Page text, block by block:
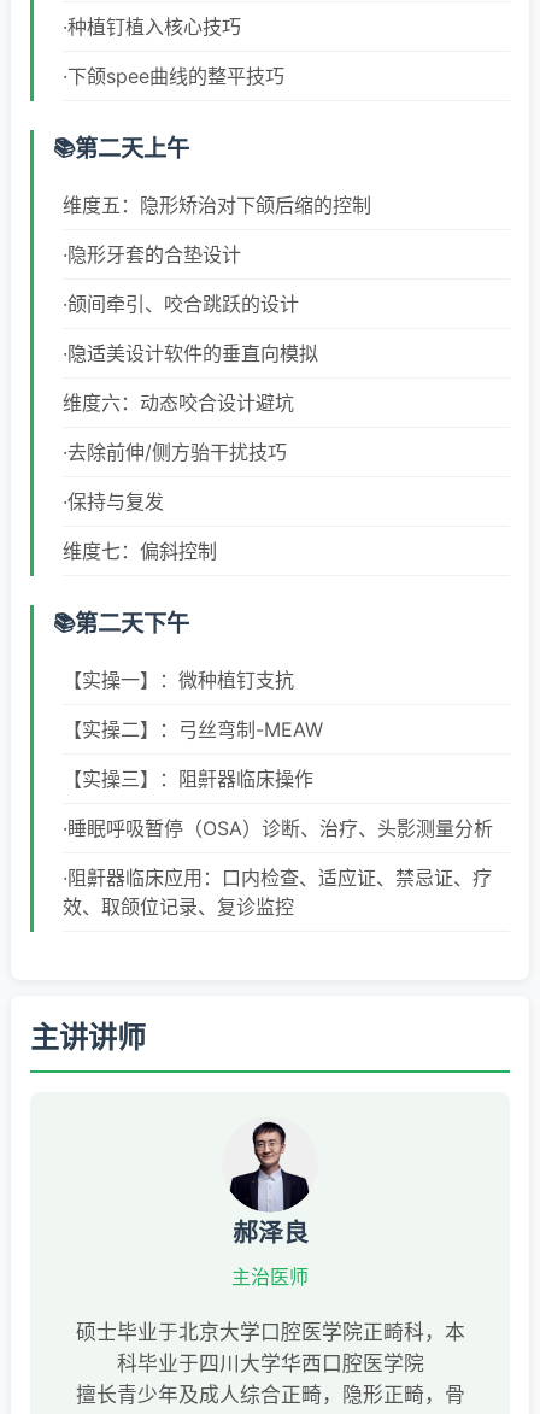
·种植钉植入核心技巧
·下颌spee曲线的整平技巧
第二天上午
维度五：隐形矫治对下颌后缩的控制
·隐形牙套的合垫设计
·颌间牵引、咬合跳跃的设计
·隐适美设计软件的垂直向模拟
维度六：动态咬合设计避坑
·去除前伸/侧方骀干扰技巧
·保持与复发
维度七：偏斜控制
第二天下午
【实操一】：微种植钉支抗
【实操二】：弓丝弯制-MEAW
【实操三】：阻鼾器临床操作
·睡眠呼吸暂停（OSA）诊断、治疗、头影测量分析
·阻鼾器临床应用：口内检查、适应证、禁忌证、疗
效、取颌位记录、复诊监控
主讲讲师
郝泽良
主治医师
硕士毕业于北京大学口腔医学院正畸科，本
科毕业于四川大学华西口腔医学院
擅长青少年及成人综合正畸，隐形正畸，骨